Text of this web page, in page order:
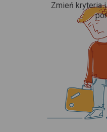
Zmień kryteria